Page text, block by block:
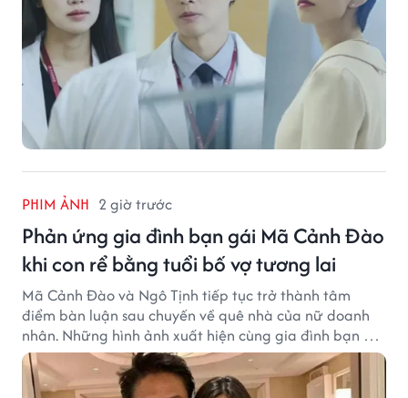
PHIM ẢNH 2 giờ trước
Phản ứng gia đình bạn gái Mã Cảnh Đào
khi con rể bằng tuổi bố vợ tương lai
Mã Cảnh Đào và Ngô Tịnh tiếp tục trở thành tâm
điểm bàn luận sau chuyến về quê nhà của nữ doanh
nhân. Những hình ảnh xuất hiện cùng gia đình bạn gái
Mã Cảnh Đào đang thu hút sự quan tâm trên mạng
xã hội.